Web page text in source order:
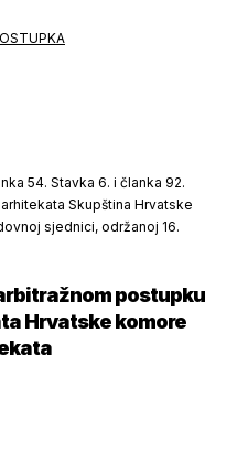
54. Stavka 6. i članka 92.
Skupština Hrvatske
sjednici, održanoj 16.
postupku
Hrvatske komore